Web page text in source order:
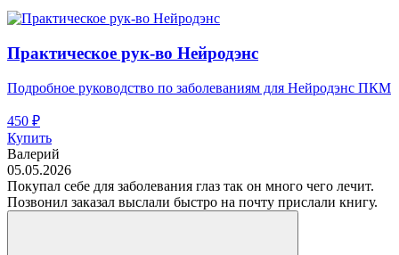
Практическое рук-во Нейродэнс
Подробное руководство по заболеваниям для Нейродэнс ПКМ
450 ₽
Купить
Валерий
05.05.2026
Покупал себе для заболевания глаз так он много чего лечит.
Позвонил заказал выслали быстро на почту прислали книгу.